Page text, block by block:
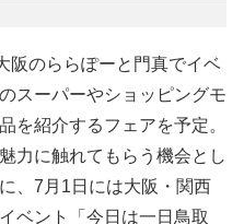
のららぽーと門真でイベ
スーパーやショッピングモ
を紹介するフェアを予定。
力に触れてもらう機会とし
、7月1日には大阪・関西
ベント「今日は一日鳥取